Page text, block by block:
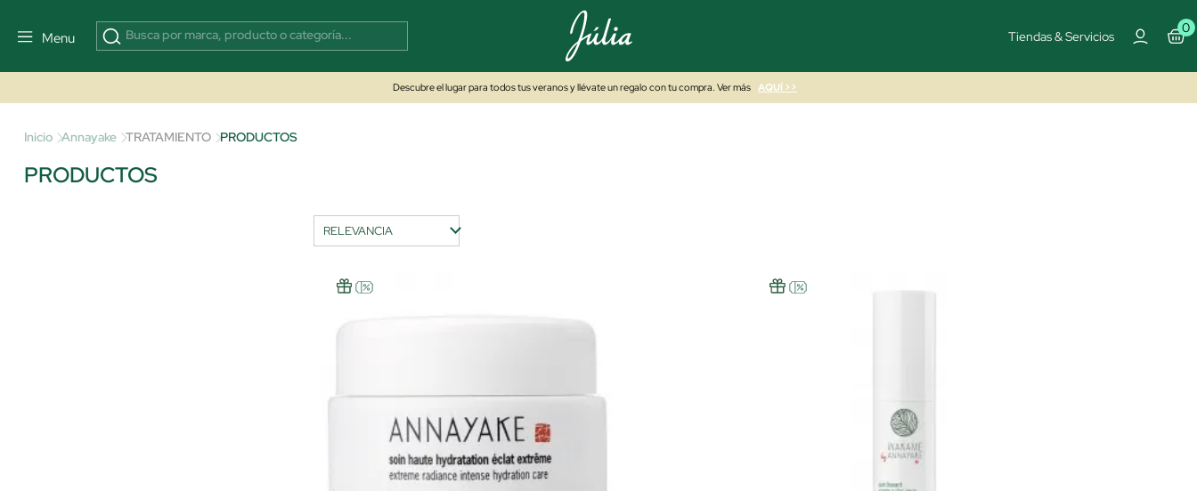
Menu Tiendas & Servicios
0
Descubre el lugar para todos tus veranos y llévate un regalo con tu compra. Ver más AQUÍ >>
Inicio Annayake TRATAMIENTO PRODUCTOS
PRODUCTOS